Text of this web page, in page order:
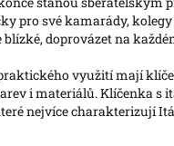
pro své kamarády,
doprovázet na
využití mají
i materiálů. Klíčenka s
nejvíce charakterizují